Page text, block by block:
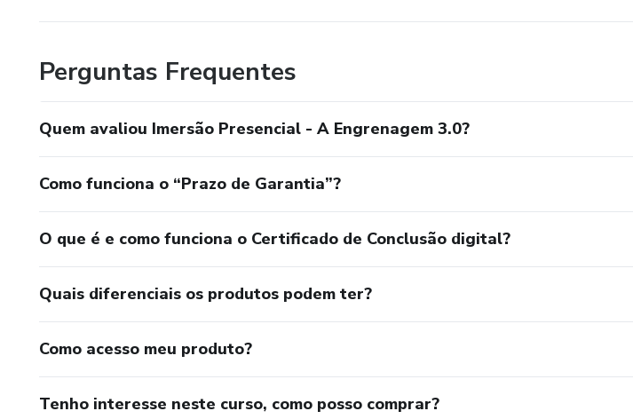
Perguntas Frequentes
Quem avaliou Imersão Presencial - A Engrenagem 3.0?
Como funciona o “Prazo de Garantia”?
O que é e como funciona o Certificado de Conclusão digital?
Quais diferenciais os produtos podem ter?
Como acesso meu produto?
Tenho interesse neste curso, como posso comprar?